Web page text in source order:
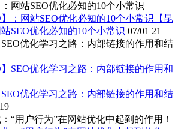
：网站SEO优化必知的10个小常识
【昆
SEO优化必知的10个小常识 07/01 21
SEO优化学习之路：内部链接的作用和结
SEO优化学习之路：内部链接的作用和结
19
“用户行为”在网站优化中起到的作用！